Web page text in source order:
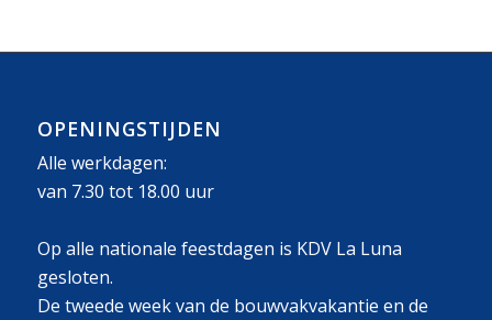
OPENINGSTIJDEN
Alle werkdagen:
van 7.30 tot 18.00 uur
Op alle nationale feestdagen is KDV La Luna
gesloten.
De tweede week van de bouwvakvakantie en de